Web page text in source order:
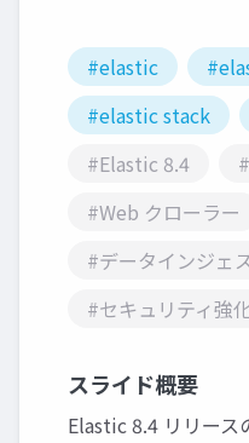
#elastic
#elastic stack
#Elastic 8.4
#Web クローラー
#データインジェ
#セキュリティ強
スライド概要
Elastic 8.4 リリース